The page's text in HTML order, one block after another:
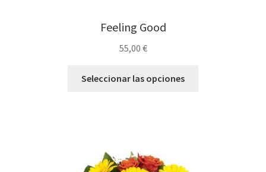
Feeling Good
55,00 €
Seleccionar las opciones